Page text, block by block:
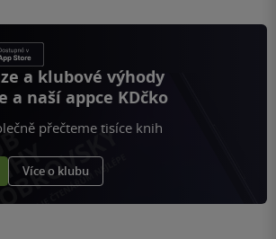
a klubové výhody
a naší appce KDčko
přečteme tisíce knih
Více o klubu